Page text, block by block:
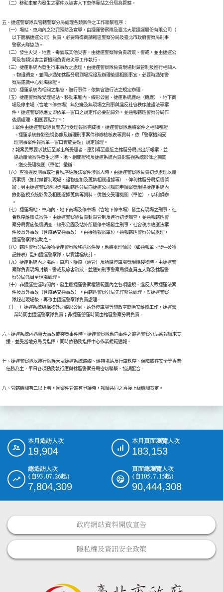
    （二）移動車廂內發生之案件以被害人下車停靠站之分局為管轄。
五、捷運警察隊與管轄警察分局處理各類案件之工作聯繫程序：
    （一）場站、車廂內之犯罪預防及宣導，由捷運警察隊及臺北大眾捷運股份有限公司（
          以下簡稱捷運公司）負責，必要時得商請轄區警察分局及臺北市政府警察局刑事
          警察大隊協助。
    （二）發生火災、地震、毒氣或其他災害，由捷運警察隊負責疏散、警戒，並由捷運公
          司及各類災害主管機關負責救災等工作執行。
    （三）捷運系統內發生行車事故之處理，由捷運警察隊負責現場封鎖管制及進行相關人
          、物證調查，並同步通知轄區分局到場採證及辦理後續相關事宜，必要時通知警
          察局鑑識中心到場採證。
    （四）捷運系統內相關之集會、遊行事件，依集會遊行法之規定辦理。
    （五）捷運警察隊受理場站、移動車廂內、線形公園、捷運系統廠站（機廠）、地下商
          場及停車場（含地下停車場）無犯嫌及無現場之刑事與違反社會秩序維護法等案
          件，捷運警察隊應立即依單一窗口之規定作必要記錄外，並通報轄區警察分局作
          後續處理，相關要點如下：
          1.案件由捷運警察隊員警先行受理報案完成後，捷運警察隊應將案件之相關卷證
            、捷運系統錄影監視影像及辦理刑事案件移辦檢核表等資料，依「警察機關受
            理刑事案件報案單一窗口實施要點」規定辦理。
          2.報案民眾要求就近至派出所受理者，應引導至最近之轄區分局派出所報案，並
            協助釐清案件發生之時、地、相關證物及捷運系統內錄影監視系統影像之調閱
            ，送交受理機關（單位）彙辦。
    （六）查獲違反刑事或社會秩序維護法案件涉案人時，由捷運警察隊負責初步處理以釐
          清案情（如封鎖管制現場、證物查扣及蒐集相關證據等），俾利轄區分局接續偵
          辦；另由捷運警察隊同步協助轄區分局向捷運公司調閱申請案發現場捷運系統內
          錄影監視系統影像及相關證據蒐集等資料，併送交受理機關（單位），以利偵辦
          。
    （七）捷運場站、車廂內、地下商場及停車場（含地下停車場）發生有現場之刑事、社
          會秩序維護法案件，由捷運警察隊負責封鎖管制及進行初步調查，並通報轄區警
          察分局實施後續調查。線形公園及站外所屬停車場發生刑事、社會秩序維護法案
          件及意外事故（含道路交通事故），由接獲報案單位，通報轄區警察分局處理，
          捷運警察隊協助之。
    （八）轄區警察分局接獲捷運警察隊移送案件後，應將處理情形（如通報單、發生破獲
          記錄表）副知捷運警察隊，以資建檔統計。
    （九）捷運系統內之場站、車廂、隧道（涵管）及所屬停車場發現爆裂物時，由捷運警
          察隊負責現場封鎖、警戒及旅客疏散，並通知刑事警察局偵查第五大隊及轄區警
          察分局派員至現場處理。
    （十）非捷運營運時間內，發生屬捷運警察權限範圍內之各項違規、違反大眾捷運法案
          件及意外事故（含道路交通事故），由轄區警察分局先作緊急處理，俟捷運警察
          隊趕赴現場後，再移由捷運警察隊負責處理。
    （十一）捷運系統結構物外之線形公園、站外停車場等開放空間治安維護工作，捷運營
            業時間由捷運警察隊負責；非捷運營運時間由轄區警察分局負責。
六、捷運系統內遇重大事故或突發事件時，捷運警察隊應向事件之轄區警察分局通報請求支
    援，並受當地分局長指揮，同時依勤務指揮中心作業規範通報。
七、捷運警察隊以遂行防護大眾捷運系統路線、維持場站及行車秩序、保障旅客安全等專業
    任務為主，平日各項勤務執行應與轄區警察分局密切聯繫、協調配合。
八、管轄機關有二以上者，因案件管轄有爭議時，報請共同之直接上級機關裁定。
::: 本月造訪人次
19,904
本月頁面瀏覽人次
183,153
總造訪人次
(自93.07.26起)
7,804,309
頁面總瀏覽人次
(自105.7.15起)
90,444,308
政府網站資料開放宣告
隱私權及資訊安全政策